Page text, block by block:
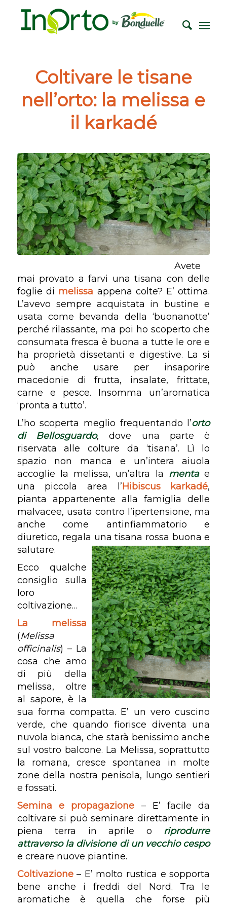
Coltivare le tisane
nell’orto: la melissa e
il karkadé
Avete
mai provato a farvi una tisana con delle
foglie di melissa appena colte? E’ ottima.
L’avevo sempre acquistata in bustine e
usata come bevanda della ‘buonanotte’
perché rilassante, ma poi ho scoperto che
consumata fresca è buona a tutte le ore e
ha proprietà dissetanti e digestive. La si
può anche usare per insaporire
macedonie di frutta, insalate, frittate,
carne e pesce. Insomma un’aromatica
‘pronta a tutto’.
L’ho scoperta meglio frequentando l’orto
di Bellosguardo, dove una parte è
riservata alle colture da ‘tisana’. Lì lo
spazio non manca e un’intera aiuola
accoglie la melissa, un’altra la menta e
una piccola area l’Hibiscus karkadé,
pianta appartenente alla famiglia delle
malvacee, usata contro l’ipertensione, ma
anche come antinfiammatorio e
diuretico, regala una tisana rossa buona e
salutare.
Ecco qualche
consiglio sulla
loro
coltivazione…
La melissa
(Melissa
officinalis) – La
cosa che amo
di più della
melissa, oltre
al sapore, è la
sua forma compatta. E’ un vero cuscino
verde, che quando fiorisce diventa una
nuvola bianca, che starà benissimo anche
sul vostro balcone. La Melissa, soprattutto
la romana, cresce spontanea in molte
zone della nostra penisola, lungo sentieri
e fossati.
Semina e propagazione – E’ facile da
coltivare si può seminare direttamente in
piena terra in aprile o riprodurre
attraverso la divisione di un vecchio cespo
e creare nuove piantine.
Coltivazione– E’ molto rustica e sopporta
bene anche i freddi del Nord. Tra le
aromatiche è quella che forse più